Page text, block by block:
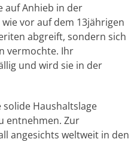
auf Anhieb in der
vor auf dem 13jährigen
abgreift, sondern sich
vermochte. Ihr
und wird sie in der
Haushaltslage
entnehmen. Zur
angesichts weltweit in den